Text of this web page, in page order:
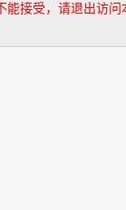
接受，请退出访